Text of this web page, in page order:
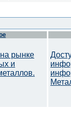
рынке
и